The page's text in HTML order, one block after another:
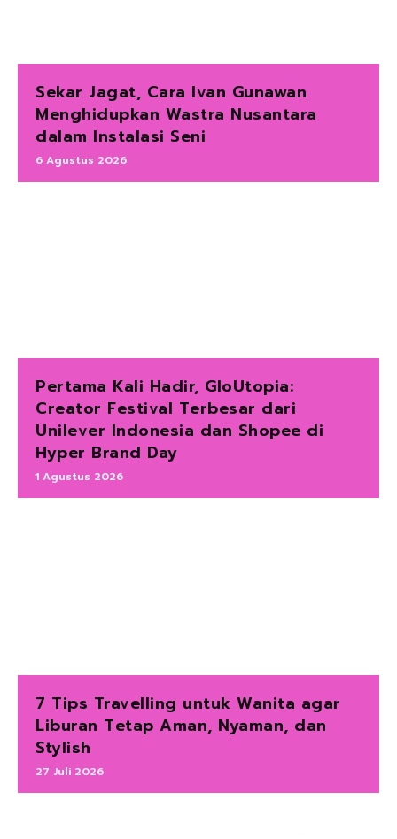
Sekar Jagat, Cara Ivan Gunawan
Menghidupkan Wastra Nusantara
dalam Instalasi Seni
6 Agustus 2026
Pertama Kali Hadir, GloUtopia:
Creator Festival Terbesar dari
Unilever Indonesia dan Shopee di
Hyper Brand Day
1 Agustus 2026
7 Tips Travelling untuk Wanita agar
Liburan Tetap Aman, Nyaman, dan
Stylish
27 Juli 2026